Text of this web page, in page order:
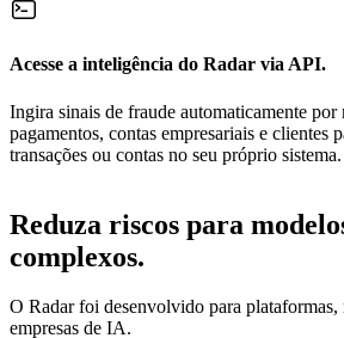
Acesse a inteligência do Radar via API.
Ingira sinais de fraude automaticamente
pagamentos, contas empresariais e clientes
transações ou contas no seu próprio sistema.
Reduza riscos para
complexos.
O Radar foi desenvolvido para plataformas,
empresas de IA.